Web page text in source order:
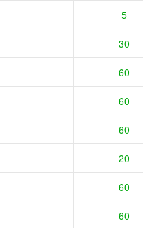
5
30
60
60
60
20
60
60